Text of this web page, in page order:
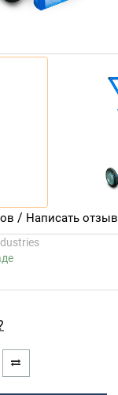
/ Написать отзыв